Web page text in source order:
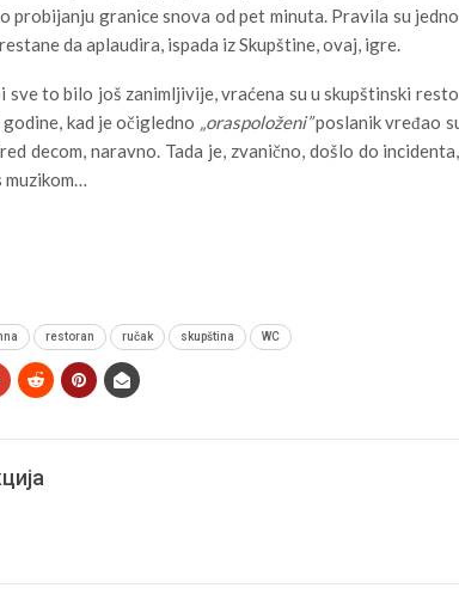
probijanju granice snova od pet minuta. Pravila su
da aplaudira, ispada iz Skupštine, ovaj, igre.
sve to bilo još zanimljivije, vraćena su u skupštinski
kad je očigledno „oraspoloženi”poslanik vređao
decom, naravno. Tada je, zvanično, došlo do
muzikom…
restoran ručak skupština WC